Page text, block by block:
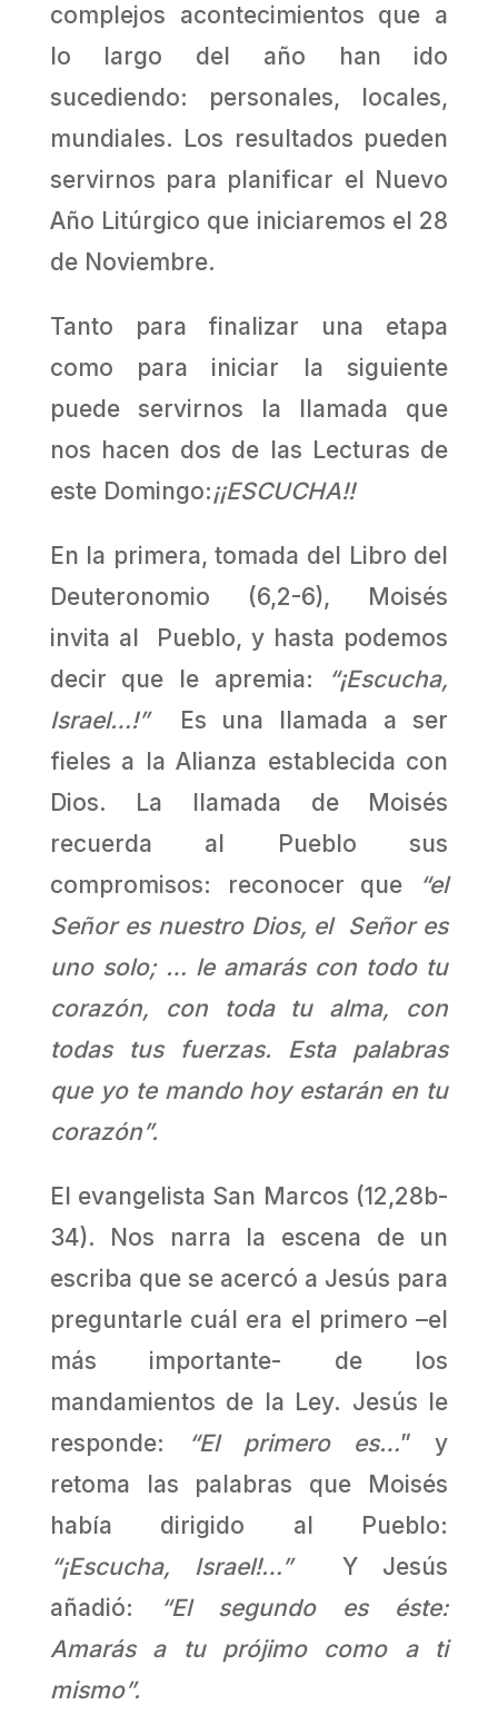
complejos acontecimientos que a
lo largo del año han ido
sucediendo: personales, locales,
mundiales. Los resultados pueden
servirnos para planificar el Nuevo
Año Litúrgico que iniciaremos el 28
de Noviembre.
Tanto para finalizar una etapa
como para iniciar la siguiente
puede servirnos la llamada que
nos hacen dos de las Lecturas de
este Domingo:¡¡ESCUCHA!!
En la primera, tomada del Libro del
Deuteronomio (6,2-6), Moisés
invita al Pueblo, y hasta podemos
decir que le apremia:
“¡Escucha,
Israel…!”Es una llamada a ser
fieles a la Alianza establecida con
Dios. La llamada de Moisés
recuerda al Pueblo sus
compromisos: reconocer que
“el
Señor es nuestro Dios, el Señor es
uno solo; … le amarás con todo tu
corazón, con toda tu alma, con
todas tus fuerzas. Esta palabras
que yo te mando hoy estarán en tu
corazón”.
El evangelista San Marcos (12,28b-
34). Nos narra la escena de un
escriba que se acercó a Jesús para
preguntarle cuál era el primero –el
más importante- de los
mandamientos de la Ley. Jesús le
responde:
“El primero es…” y
retoma las palabras que Moisés
había dirigido al Pueblo:
“¡Escucha, Israel!…” Y Jesús
añadió:
“El segundo es éste:
Amarás a tu prójimo como a ti
mismo”.